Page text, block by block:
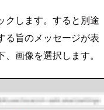
クします。すると別途
る旨のメッセージが表
画像を選択します。